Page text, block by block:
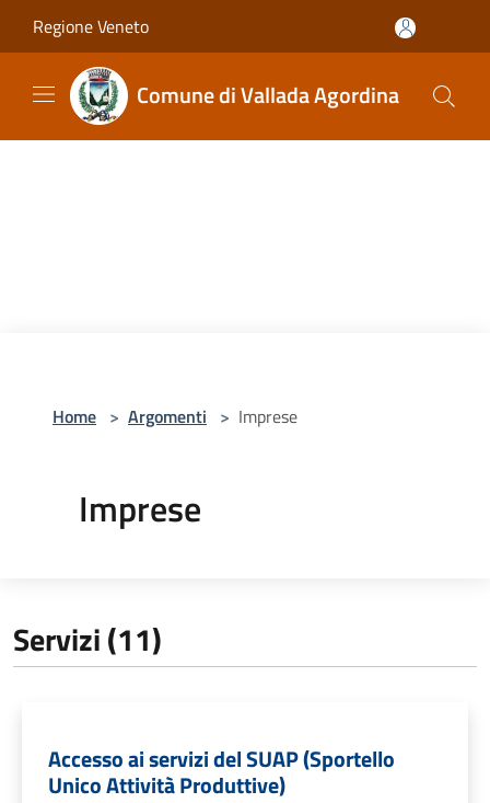
Regione Veneto
Comune di Vallada Agordina
Home > Argomenti > Imprese
Imprese
Servizi (11)
Accesso ai servizi del SUAP (Sportello
Unico Attività Produttive)